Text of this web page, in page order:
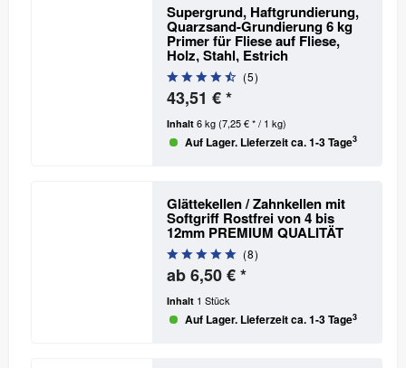
Supergrund, Haftgrundierung,
Quarzsand-Grundierung 6 kg
Primer für Fliese auf Fliese,
Holz, Stahl, Estrich
(5)
43,51 € *
Inhalt 6 kg(7,25 € * / 1 kg)
Auf Lager. Lieferzeit ca. 1-3 Tage3
Glättekellen / Zahnkellen mit
Softgriff Rostfreivon 4 bis
12mm PREMIUM QUALITÄT
(8)
ab 6,50 € *
Inhalt 1 Stück
Auf Lager. Lieferzeit ca. 1-3 Tage3